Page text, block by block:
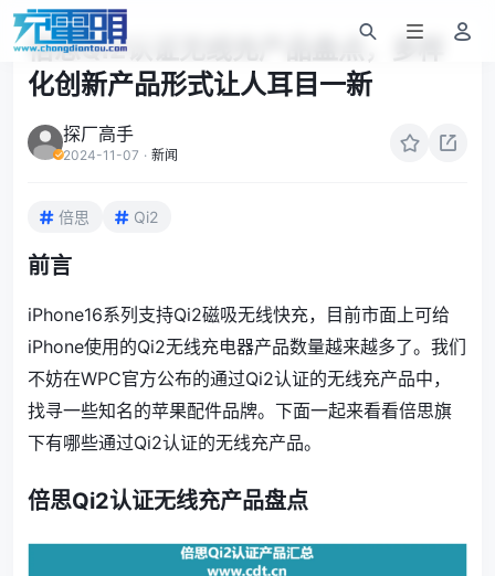
倍思Qi2认证无线充产品盘点，多样
化创新产品形式让人耳目一新
探厂高手
2024-11-07 · 新闻
倍思 Qi2
前言
iPhone16系列支持Qi2磁吸无线快充，目前市面上可给
iPhone使用的Qi2无线充电器产品数量越来越多了。我们
不妨在WPC官方公布的通过Qi2认证的无线充产品中，
找寻一些知名的苹果配件品牌。下面一起来看看倍思旗
下有哪些通过Qi2认证的无线充产品。
倍思Qi2认证无线充产品盘点